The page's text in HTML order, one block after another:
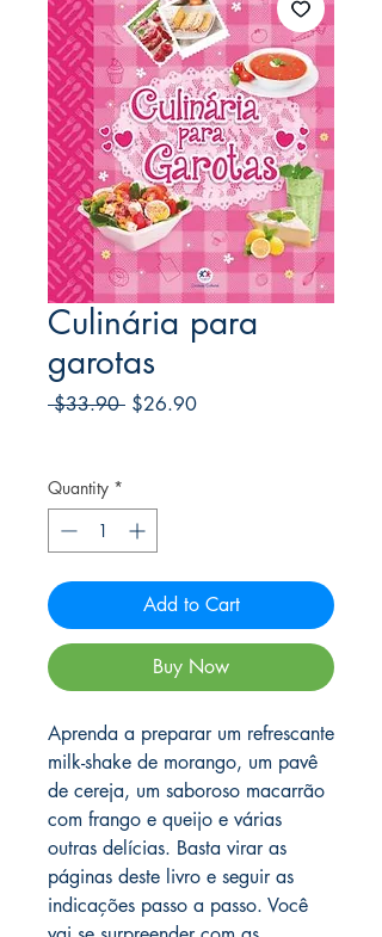
Culinária para
garotas
$33.90 Regular
$26.90Sale
Quantity *
Add to Cart
Buy Now
Aprenda a preparar um refrescante
milk-shake de morango, um pavê
de cereja, um saboroso macarrão
com frango e queijo e várias
outras delícias. Basta virar as
páginas deste livro e seguir as
indicações passo a passo. Você